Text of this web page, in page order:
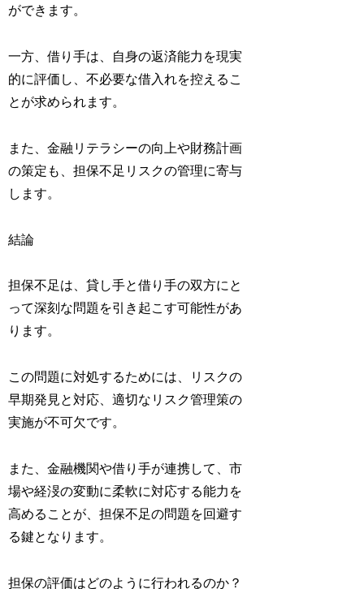
ができます。
一方、借り手は、自身の返済能力を現実
的に評価し、不必要な借入れを控えるこ
とが求められます。
また、金融リテラシーの向上や財務計画
の策定も、担保不足リスクの管理に寄与
します。
結論
担保不足は、貸し手と借り手の双方にと
って深刻な問題を引き起こす可能性があ
ります。
この問題に対処するためには、リスクの
早期発見と対応、適切なリスク管理策の
実施が不可欠です。
また、金融機関や借り手が連携して、市
場や経渂の変動に柔軟に対応する能力を
高めることが、担保不足の問題を回避す
る鍵となります。
担保の評価はどのように行われるのか？